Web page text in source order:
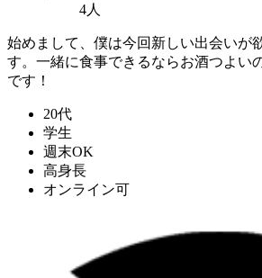
4人
始めまして、僕は今回新しい出会いが
す。一緒に食事できるならお酒つよい
です！
20代
学生
週末OK
高身長
オンライン可